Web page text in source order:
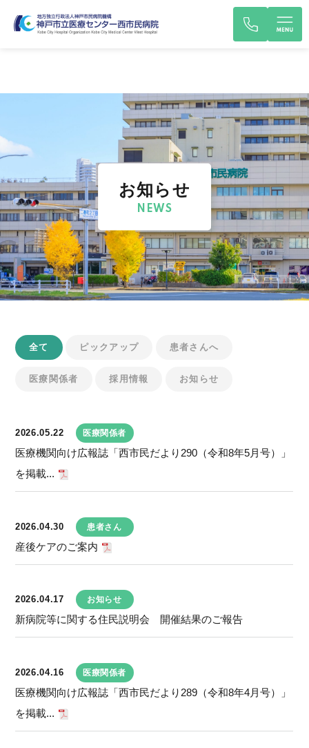
お知らせ
NEWS
全て ピックアップ 患者さんへ
医療関係者 採用情報 お知らせ
2026.05.22 医療関係者
医療機関向け広報誌「西市民だより290（令和8年5月号）」
を掲載...
2026.04.30 患者さん
産後ケアのご案内
2026.04.17 お知らせ
新病院等に関する住民説明会 開催結果のご報告
2026.04.16 医療関係者
医療機関向け広報誌「西市民だより289（令和8年4月号）」
を掲載...